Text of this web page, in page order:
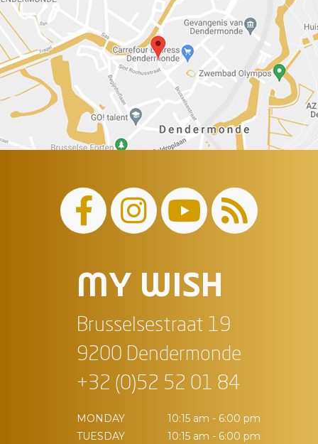
MY WISH
Brusselsestraat 19
9200 Dendermonde
+32 (0)52 52 01 84
MONDAY
10:15 am - 6:00 pm
TUESDAY
10:15 am - 6:00 pm